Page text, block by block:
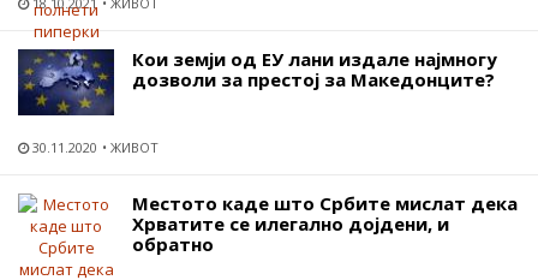
Кои земји од ЕУ лани издале најмногу
дозволи за престој за Македонците?
30.11.2020 ЖИВОТ
Местото каде што Србите мислат дека
Хрватите се илегално дојдени, и
обратно